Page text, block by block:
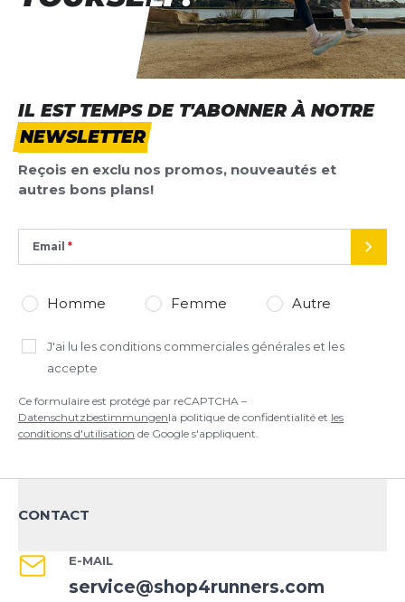
AJOUTER UN AVIS
Ce formulaire est protégé par reCAPTCHA –
Datenschutzbestimmungen
IL EST TEMPS DE T'ABONNER À NOTRE
NEWSLETTER
Reçois en exclu nos promos, nouveautés et
autres bons plans!
Email
Homme Femme Autre
J'ai lu les conditions commerciales générales et les
accepte
Ce formulaire est protégé par reCAPTCHA –
Datenschutzbestimmungenla politique de confidentialité et les
conditions d'utilisation de Google s'appliquent.
CONTACT
E-MAIL
service@shop4runners.com